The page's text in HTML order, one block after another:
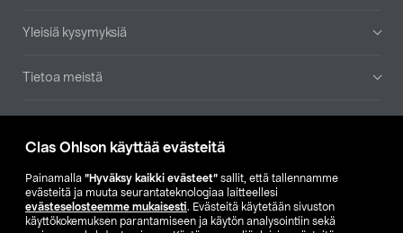
Clas Ohlson käyttää evästeitä
Painamalla ”Hyväksy kaikki evästeet” sallit, että tallennamme
evästeitä ja muuta seurantateknologiaa laitteellesi
evästeselosteemme mukaisesti. Evästeitä käytetään sivuston
käyttökokemuksen parantamiseen ja käytön analysointiin sekä
Yleisiä kysymyksiä
Tietoa meistä
Etsi myymälä